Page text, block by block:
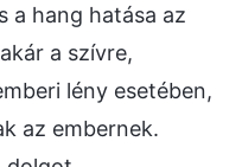
a hang hatása az
a szívre,
lény esetében,
az embernek.